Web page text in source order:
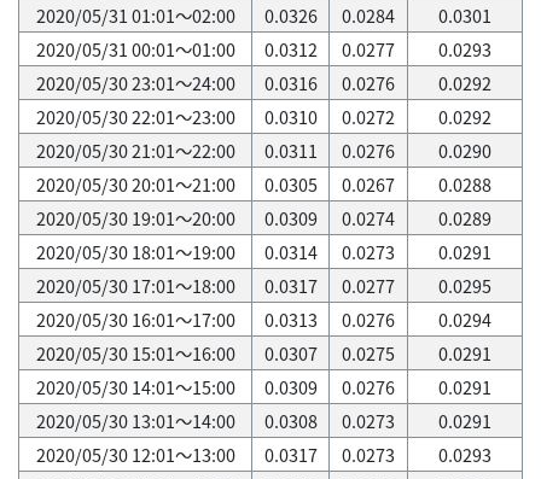
2020/05/31 01:01～02:00
0.0326 0.0284
0.0301
2020/05/31 00:01～01:00
0.0312 0.0277
0.0293
2020/05/30 23:01～24:00
0.0316 0.0276
0.0292
2020/05/30 22:01～23:00
0.0310 0.0272
0.0292
2020/05/30 21:01～22:00
0.0311 0.0276
0.0290
2020/05/30 20:01～21:00
0.0305 0.0267
0.0288
2020/05/30 19:01～20:00
0.0309 0.0274
0.0289
2020/05/30 18:01～19:00
0.0314 0.0273
0.0291
2020/05/30 17:01～18:00
0.0317 0.0277
0.0295
2020/05/30 16:01～17:00
0.0313 0.0276
0.0294
2020/05/30 15:01～16:00
0.0307 0.0275
0.0291
2020/05/30 14:01～15:00
0.0309 0.0276
0.0291
2020/05/30 13:01～14:00
0.0308 0.0273
0.0291
2020/05/30 12:01～13:00
0.0317 0.0273
0.0293